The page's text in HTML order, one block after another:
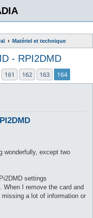
Matériel et technique
- RPI2DMD
161 162 163 164
wonderfully, except two
settings
When I remove the card and
a lot of information or